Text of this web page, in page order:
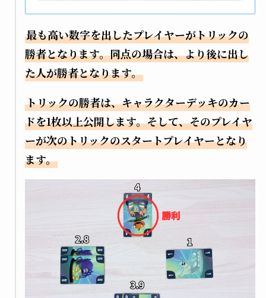
最も高い数字を出したプレイヤーがトリックの
勝者となります。同点の場合は、より後に出し
た人が勝者となります。
トリックの勝者は、キャラクターデッキのカー
ドを1枚以上公開します。そして、そのプレイヤ
ーが次のトリックのスタートプレイヤーとなり
ます。